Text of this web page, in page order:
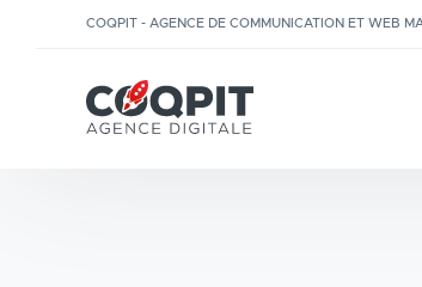
COQPIT - AGENCE DE COMMUNICATION ET WEB